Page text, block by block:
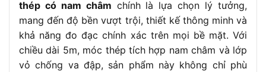
thép có nam châm chính là lựa chọn lý tưởng,
mang đến độ bền vượt trội, thiết kế thông minh và
khả năng đo đạc chính xác trên mọi bề mặt. Với
chiều dài 5m, móc thép tích hợp nam châm và lớp
vỏ chống va đập, sản phẩm này không chỉ phù